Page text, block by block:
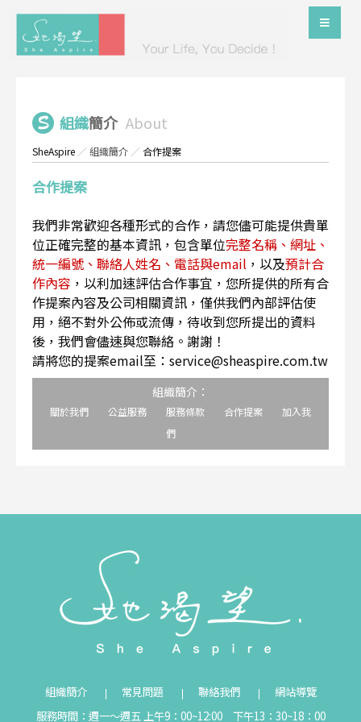
組織簡介 About
SheAspire ／組織簡介 ／ 合作提案
合作提案
我們非常歡迎各種形式的合作，請您儘可能提供貴單
位正確完整的基本資訊，包含單位完整名稱、網址、
統一編號、聯絡人姓名、電話與email ，以及預計合
作內容 ，以利加速評估合作事宜，您所提供的所有合
作提案內容及公司相關資訊，僅供我們內部評估使
用，絕不對外公佈或流傳，待收到您所提出的資料
後，我們會儘速與您聯絡。謝謝！
請將您的提案email至：service@sheaspire.com.tw
組織簡介：
關於我們 公益服務 服務條款 合作提案
加入我
們
組織簡介 常見問題 聯絡我們
網站導覽
服務時間：週一～週五 上午9：00~12:00 下午13：30~18：00